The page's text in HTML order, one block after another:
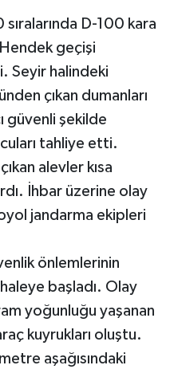
D-100 kara
geçişi
Seyir halindeki
çıkan dumanları
güvenli şekilde
tahliye etti.
alevler kısa
İhbar üzerine olay
jandarma ekipleri
önlemlerinin
başladı. Olay
yoğunluğu yaşanan
kuyrukları oluştu.
aşağısındaki